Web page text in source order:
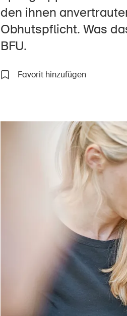
den ihnen
Obhutspflicht. Was
BFU.
Favorit hinzufügen